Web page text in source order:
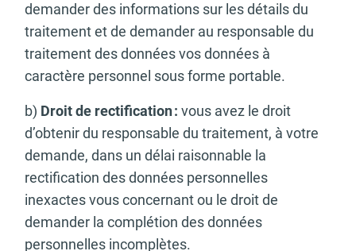
demander des informations sur les détails du
traitement et de demander au responsable du
traitement des données vos données à
caractère personnel sous forme portable.
b) Droit de rectification : vous avez le droit
d’obtenir du responsable du traitement, à votre
demande, dans un délai raisonnable la
rectification des données personnelles
inexactes vous concernant ou le droit de
demander la complétion des données
personnelles incomplètes.